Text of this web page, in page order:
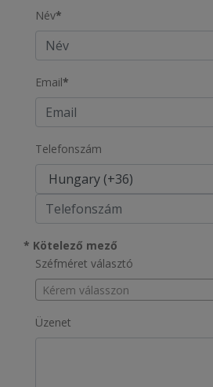
Név*
Email*
Telefonszám
* Kötelező mező
Széfméret választó
Kérem válasszon
Üzenet